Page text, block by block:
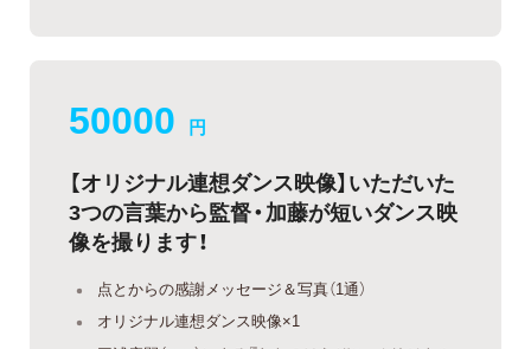
50000 円
【オリジナル連想ダンス映像】いただいた
3つの言葉から監督・加藤が短いダンス映
像を撮ります！
点とからの感謝メッセージ＆写真（1通）
オリジナル連想ダンス映像×1